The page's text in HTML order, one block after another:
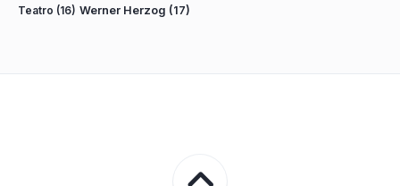
Teatro (16) Werner Herzog (17)